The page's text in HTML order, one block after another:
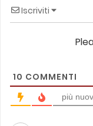
Iscriviti
10 COMMENTI
più